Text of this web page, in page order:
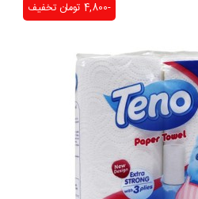
تخفیف -4,800 تومان